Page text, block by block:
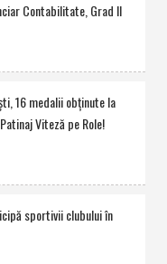
Contabilitate, Grad II
16 medalii obţinute la
Viteză pe Role!
sportivii clubului în